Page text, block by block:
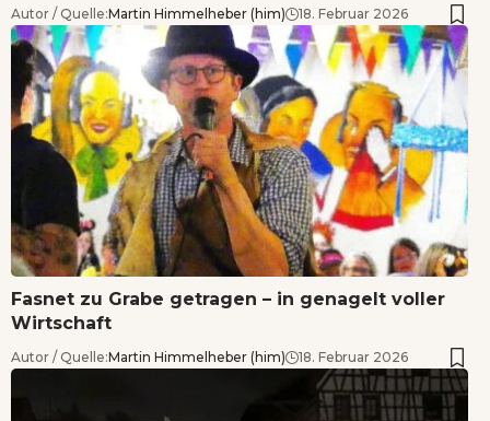
Autor / Quelle:Martin Himmelheber (him) 18. Februar 2026
Fasnet zu Grabe getragen – in genagelt voller
Wirtschaft
Autor / Quelle:Martin Himmelheber (him) 18. Februar 2026